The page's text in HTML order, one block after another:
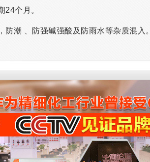
24个月。
防潮 、防强碱强酸及防雨水等杂质混入。